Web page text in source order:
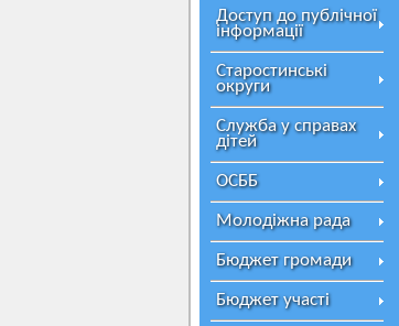
Доступ до публічної
інформації
Старостинські
округи
Служба у справах
дітей
ОСББ
Молодіжна рада
Бюджет громади
Бюджет участі